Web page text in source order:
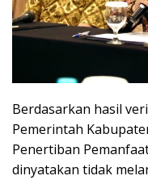
Berdasarkan hasil
Pemerintah
Penertiban
dinyatakan tidak